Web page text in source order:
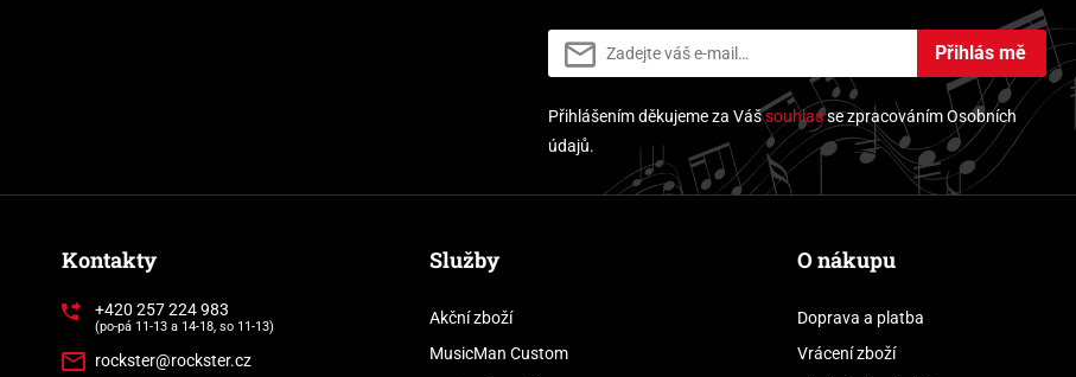
Přihlás mě
Přihlášením děkujeme za Vášsouhlasse zpracováním Osobních
údajů.
Kontakty
+420 257 224 983
(po-pá 11-13 a 14-18, so 11-13)
rockster@rockster.cz
Služby
Akční zboží
MusicMan Custom
O nákupu
Doprava a platba
Vrácení zboží